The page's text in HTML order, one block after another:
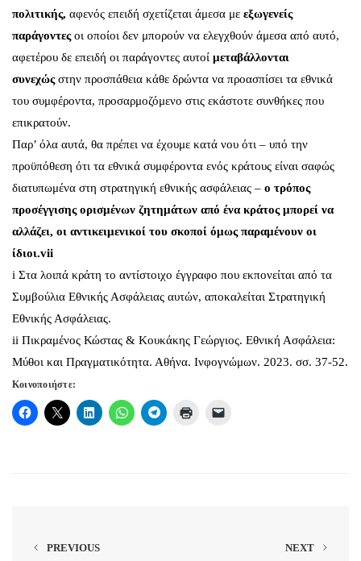
πολιτικής, αφενός επειδή σχετίζεται άμεσα με εξωγενείς
παράγοντεςοι οποίοι δεν μπορούν να ελεγχθούν άμεσα από αυτό,
αφετέρου δε επειδή οι παράγοντες αυτοί μεταβάλλονται
συνεχώςστην προσπάθεια κάθε δρώντα να προασπίσει τα εθνικά
του συμφέροντα, προσαρμοζόμενο στις εκάστοτε συνθήκες που
επικρατούν.
Παρ’ όλα αυτά, θα πρέπει να έχουμε κατά νου ότι – υπό την
προϋπόθεση ότι τα εθνικά συμφέροντα ενός κράτους είναι σαφώς
διατυπωμένα στη στρατηγική εθνικής ασφάλειας – ο τρόπος
προσέγγισης ορισμένων ζητημάτων από ένα κράτος μπορεί να
αλλάζει, οι αντικειμενικοί του σκοποί όμως παραμένουν οι
ίδιοι.vii
i Στα λοιπά κράτη το αντίστοιχο έγγραφο που εκπονείται από τα
Συμβούλια Εθνικής Ασφάλειας αυτών, αποκαλείται Στρατηγική
Εθνικής Ασφάλειας.
ii Πικραμένος Κώστας & Κουκάκης Γεώργιος. Εθνική Ασφάλεια:
Μύθοι και Πραγματικότητα. Αθήνα. Ινφογνώμων. 2023. σσ. 37-52.
Κοινοποιήστε:
PREVIOUS NEXT